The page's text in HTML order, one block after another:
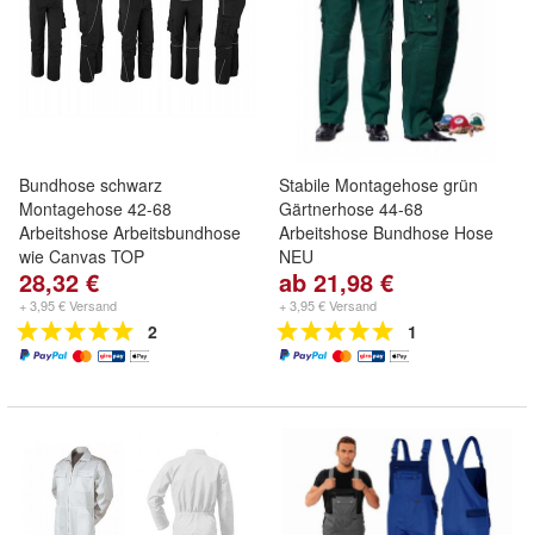
Bundhose schwarz
Montagehose 42-68
Arbeitshose Arbeitsbundhose
wie Canvas TOP
28,32 €
+ 3,95 € Versand
2
Stabile Montagehose grün
Gärtnerhose 44-68
Arbeitshose Bundhose Hose
NEU
ab 21,98 €
+ 3,95 € Versand
1